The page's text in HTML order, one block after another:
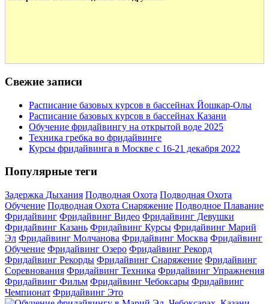
Свежие записи
Расписание базовых курсов в бассейнах Йошкар-Олы
Расписание базовых курсов в бассейнах Казани
Обучение фридайвингу на открытой воде 2025
Техника гребка во фридайвинге
Курсы фридайвинга в Москве с 16-21 декабря 2022
Популярные теги
Задержка Дыхания Подводная Охота Подводная Охота
Обучение Подводная Охота Снаряжение Подводное Плавание
Фридайвинг Фридайвинг Видео Фридайвинг Девушки
Фридайвинг Казань Фридайвинг Курсы Фридайвинг Марий
Эл Фридайвинг Молчанова Фридайвинг Москва Фридайвинг
Обучение Фридайвинг Озеро Фридайвинг Рекорд
Фридайвинг Рекорды Фридайвинг Снаряжение Фридайвинг
Соревнования Фридайвинг Техника Фридайвинг Упражнения
Фридайвинг Фильм Фридайвинг Чебоксары Фридайвинг
Чемпионат Фридайвинг Это